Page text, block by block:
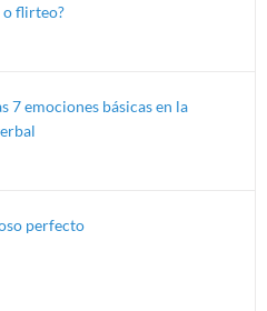
o flirteo?
7 emociones básicas en la
perfecto